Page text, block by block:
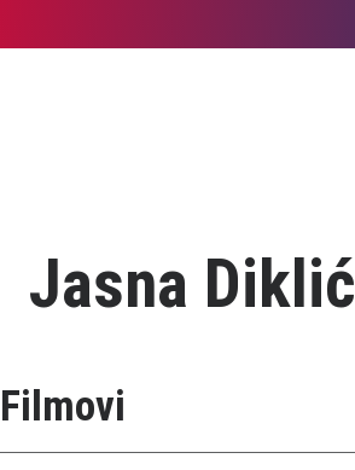
Jasna Diklić
Filmovi